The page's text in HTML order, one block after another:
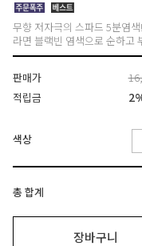
무향 저자극의 스파드 5분염
라면 블랙빈 염색으로 순하고
판매가
적립금
색상
총 합계
장바구니